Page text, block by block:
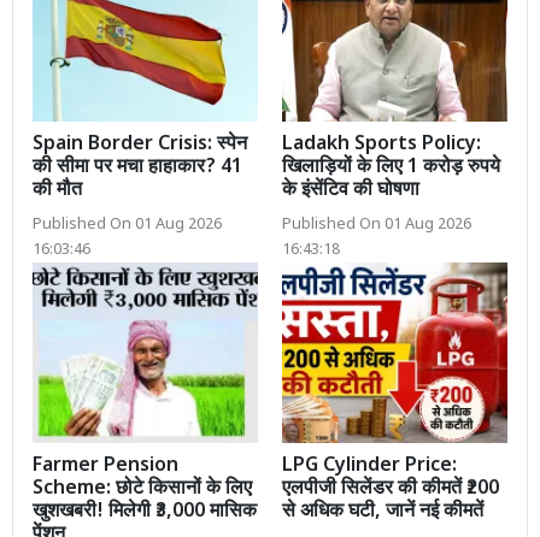
Spain Border Crisis: स्पेन
की सीमा पर मचा हाहाकार? 41
की मौत
Published On 01 Aug 2026
16:03:46
Ladakh Sports Policy:
खिलाड़ियों के लिए 1 करोड़ रुपये
के इंसेंटिव की घोषणा
Published On 01 Aug 2026
16:43:18
Farmer Pension
Scheme: छोटे किसानों के लिए
खुशखबरी! मिलेगी ₹3,000 मासिक
LPG Cylinder Price:
एलपीजी सिलेंडर की कीमतें ₹200
से अधिक घटी, जानें नई कीमतें